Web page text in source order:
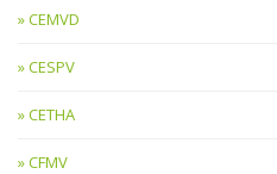
CEMVD
CESPV
CETHA
CFMV